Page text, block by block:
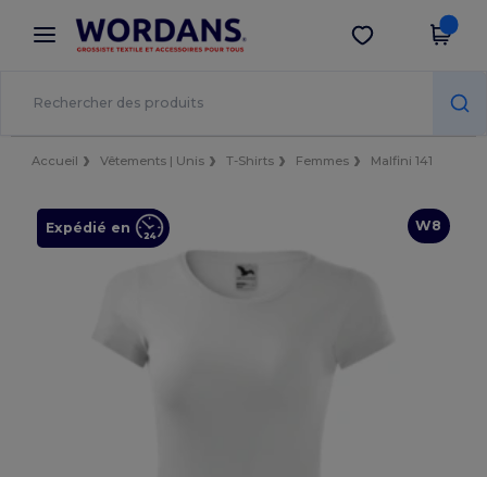
× Appli Wordans
Meilleurs prix sur l’app !
Obtenir l'appli
Accueil Vêtements | Unis T-Shirts Femmes Malfini 141
W8
Expédié en